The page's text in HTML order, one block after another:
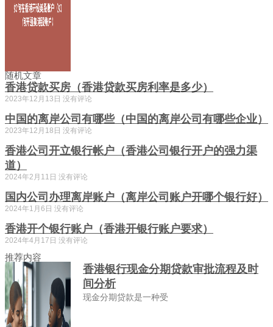
随机文章
香港贷款买房（香港贷款买房利率是多少）
2023年12月13日 没有评论
中国的离岸公司有哪些（中国的离岸公司有哪些企业）
2023年12月18日 没有评论
香港公司开立银行帐户（香港公司银行开户的强力渠
道）
2024年2月11日 没有评论
国内公司办理离岸账户（离岸公司账户开哪个银行好）
2024年1月6日 没有评论
香港开个银行账户（香港开银行账户要求）
2024年4月17日 没有评论
推荐内容
香港银行现金分期贷款审批流程及时
间分析
现金分期贷款是一种受